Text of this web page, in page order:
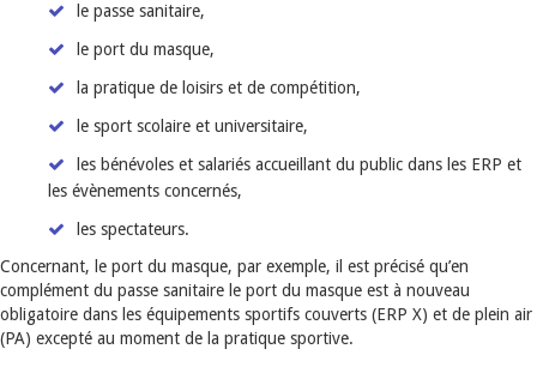
le passe sanitaire,
le port du masque,
la pratique de loisirs et de compétition,
le sport scolaire et universitaire,
les bénévoles et salariés accueillant du public dans les ERP et
les évènements concernés,
les spectateurs.
Concernant, le port du masque, par exemple, il est précisé qu’en
complément du passe sanitaire le port du masque est à nouveau
obligatoire dans les équipements sportifs couverts (ERP X) et de plein air
(PA) excepté au moment de la pratique sportive.